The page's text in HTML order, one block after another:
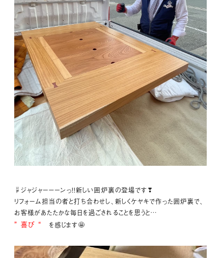
☟ジャジャーーーンっ！！新しい囲炉裏の登場です❣
リフォーム担当の者と打ち合わせし、新しくケヤキで作った囲炉裏で、
お客様があたたかな毎日を過ごされることを思うと…
” 喜び “ を感じます🤩